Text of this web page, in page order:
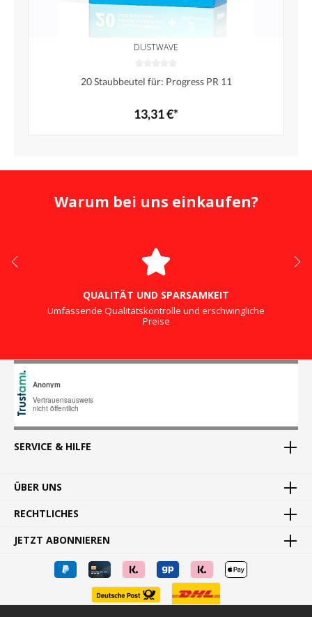
DUSTWAVE
20 Staubbeutel für: Progress PR 11
13,31 €*
Warum bei uns einkaufen?
QUALITÄT UND SPARSAMKEIT
Umfassende Qualitätskontrolle und erschwingliche
Preise
SERVICE & HILFE
ÜBER UNS
RECHTLICHES
JETZT ABONNIEREN